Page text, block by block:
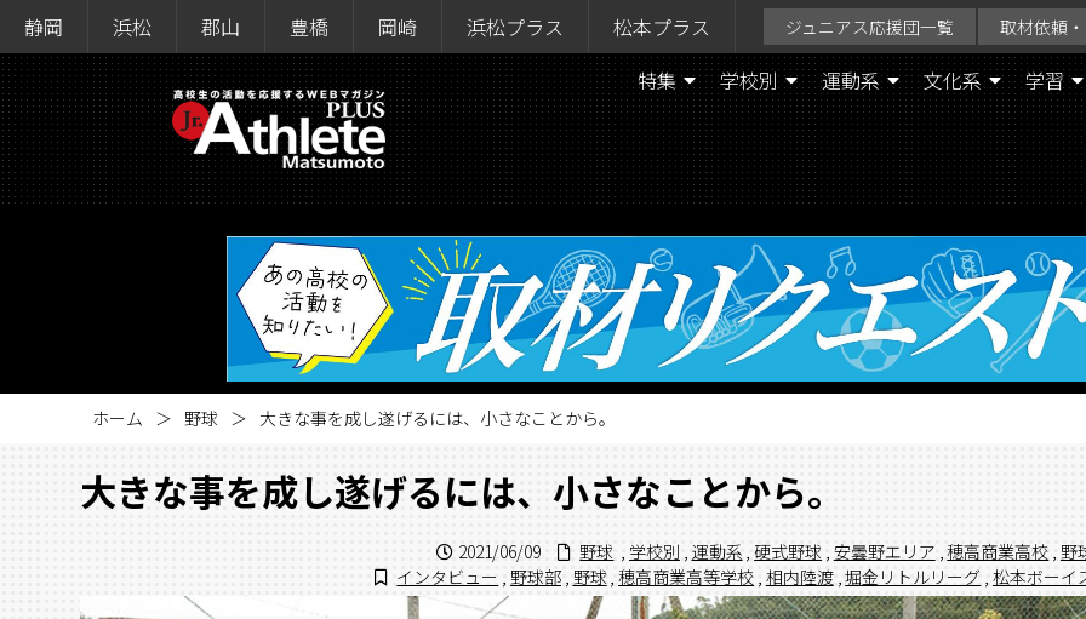
静岡 浜松 郡山 豊橋 岡崎 浜松プラス 松本プラス ジュニアス応援団一覧 取材依頼
特集 学校別 運動系 文化系 学習
ホーム 野球 大きな事を成し遂げるには、小さなことから。
大きな事を成し遂げるには、小さなことから。
2021/06/09 野球 , 学校別 , 運動系 , 硬式野球 , 安曇野エリア ,穂高商業高校 , 野
インタビュー , 野球部 , 野球, 穂高商業高等学校 , 相内陸渡 ,堀金リトルリーグ , 松本ボーイ